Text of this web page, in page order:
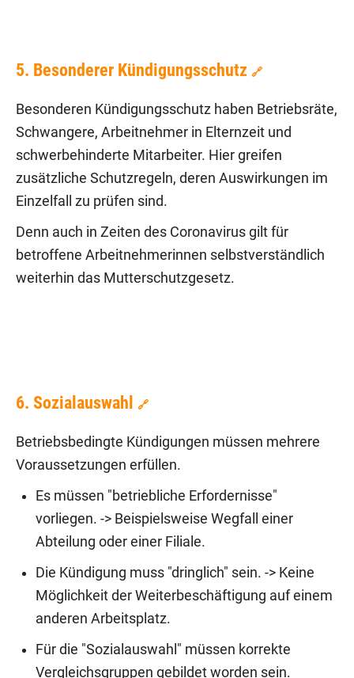
5. Besonderer Kündigungsschutz 🔗
Besonderen Kündigungsschutz haben Betriebsräte,
Schwangere, Arbeitnehmer in Elternzeit und
schwerbehinderte Mitarbeiter. Hier greifen
zusätzliche Schutzregeln, deren Auswirkungen im
Einzelfall zu prüfen sind.
Denn auch in Zeiten des Coronavirus gilt für
betroffene Arbeitnehmerinnen selbstverständlich
weiterhin das Mutterschutzgesetz.
6. Sozialauswahl 🔗
Betriebsbedingte Kündigungen müssen mehrere
Voraussetzungen erfüllen.
Es müssen "betriebliche Erfordernisse"
vorliegen. -> Beispielsweise Wegfall einer
Abteilung oder einer Filiale.
Die Kündigung muss "dringlich" sein. -> Keine
Möglichkeit der Weiterbeschäftigung auf einem
anderen Arbeitsplatz.
Für die "Sozialauswahl" müssen korrekte
Vergleichsgruppen gebildet worden sein.